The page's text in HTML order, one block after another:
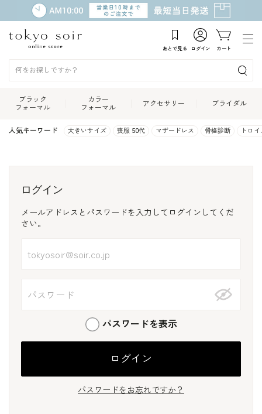
あとで見る ログイン カート
ブラック
フォーマル
カラー
フォーマル
アクセサリー ブライダル
人気キーワード 大きいサイズ 喪服 50代 マザードレス 骨格診断 トロ
ログイン
メールアドレスとパスワードを入力してログインしてくだ
さい。
パスワードを表示
パスワードをお忘れですか？